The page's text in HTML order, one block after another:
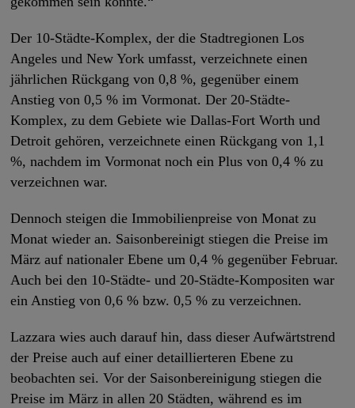
Der 10-Städte-Komplex, der die Stadtregionen Los
Angeles und New York umfasst, verzeichnete einen
jährlichen Rückgang von 0,8 %, gegenüber einem
Anstieg von 0,5 % im Vormonat. Der 20-Städte-
Komplex, zu dem Gebiete wie Dallas-Fort Worth und
Detroit gehören, verzeichnete einen Rückgang von 1,1
%, nachdem im Vormonat noch ein Plus von 0,4 % zu
verzeichnen war.
Dennoch steigen die Immobilienpreise von Monat zu
Monat wieder an. Saisonbereinigt stiegen die Preise im
März auf nationaler Ebene um 0,4 % gegenüber Februar.
Auch bei den 10-Städte- und 20-Städte-Kompositen war
ein Anstieg von 0,6 % bzw. 0,5 % zu verzeichnen.
Lazzara wies auch darauf hin, dass dieser Aufwärtstrend
der Preise auch auf einer detaillierteren Ebene zu
beobachten sei. Vor der Saisonbereinigung stiegen die
Preise im März in allen 20 Städten, während es im